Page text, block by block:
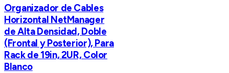
Organizador de Cables
Horizontal NetManager
de Alta Densidad, Doble
(Frontal y Posterior), Para
Rack de 19in, 2UR, Color
Blanco